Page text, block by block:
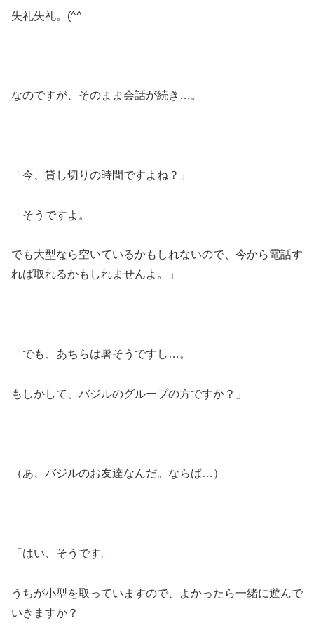
失礼失礼。(^^ゞ
なのですが、そのまま会話が続き…。
「今、貸し切りの時間ですよね？」
「そうですよ。
でも大型なら空いているかもしれないので、今から電話す
れば取れるかもしれませんよ。」
「でも、あちらは暑そうですし…。
もしかして、バジルのグループの方ですか？」
（あ、バジルのお友達なんだ。ならば…）
「はい、そうです。
うちが小型を取っていますので、よかったら一緒に遊んで
いきますか？